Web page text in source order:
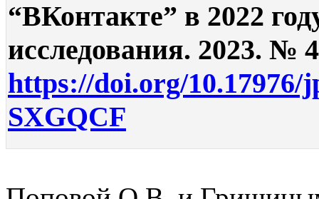
“ВКонтакте” в 2022
исследования. 2023. №
https://doi.org/10.17976/
SXGQCF